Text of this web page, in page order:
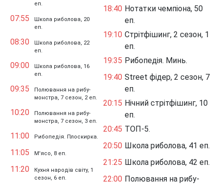
еп.
07:55
Школа риболова, 20
еп.
08:30
Школа риболова, 22
еп.
09:00
Школа риболова, 16
еп.
09:35
Полювання на рибу-
монстра, 7 сезон, 2 еп.
10:20
Полювання на рибу-
монстра, 7 сезон, 3 еп.
11:00 Рибопедія. Плоскирка.
11:05 М'ясо, 8 еп.
11:20
Кухня народів світу, 1
сезон, 6 еп.
18:40 Нотатки чемпіона, 50
еп.
19:10 Стрітфішинг, 2 сезон, 1
еп.
19:35 Рибопедія. Минь.
19:40 Street фідер, 2 сезон, 7
еп.
20:15 Нічний стрітфішинг, 10
еп.
20:45 ТОП-5.
20:50 Школа риболова, 41 еп.
21:25 Школа риболова, 42 еп.
22:00 Полювання на рибу-